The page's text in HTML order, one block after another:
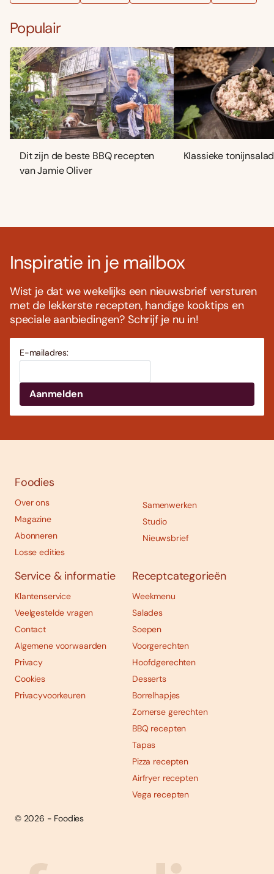
Populair
Dit zijn de beste BBQ recepten
van Jamie Oliver
Klassieke
Inspiratie in je mailbox
Wist je dat we wekelijks een nieuwsbrief versturen
met de lekkerste recepten, handige kooktips en
speciale aanbiedingen? Schrijf je nu in!
E-mailadres:
Foodies
Over ons
Magazine
Abonneren
Losse edities
Samenwerken
Studio
Nieuwsbrief
Service & informatie
Klantenservice
Veelgestelde vragen
Contact
Algemene voorwaarden
Privacy
Cookies
Privacyvoorkeuren
Receptcategorieën
Weekmenu
Salades
Soepen
Voorgerechten
Hoofdgerechten
Desserts
Borrelhapjes
Zomerse gerechten
BBQ recepten
Tapas
Pizza recepten
Airfryer recepten
Vega recepten
© 2026 - Foodies